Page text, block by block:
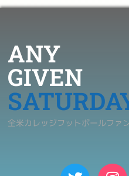
ANY
GIVEN
全米カレッジフットボールファ